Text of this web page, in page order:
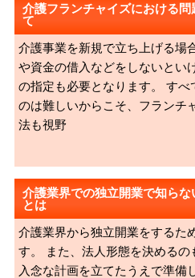
介護フランチャイズにおける
て
介護事業を新規で立ち上げる場
や資金の借入などをしないとい
の指定も必要となります。 すべ
のは難しいからこそ、フランチ
法も視野
介護業界での独立開業で知ら
とは
介護業界から独立開業をするた
す。 また、法人形態を決めるの
入念な計画を立てたうえで準備